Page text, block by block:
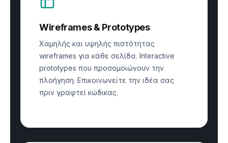
Wireframes & Prototypes
Χαμηλής και υψηλής πιστότητας
wireframes για κάθε σελίδα. Interactive
prototypes που προσομοιώνουν την
πλοήγηση. Επικοινωνείτε την ιδέα σας
πριν γραφτεί κώδικας.